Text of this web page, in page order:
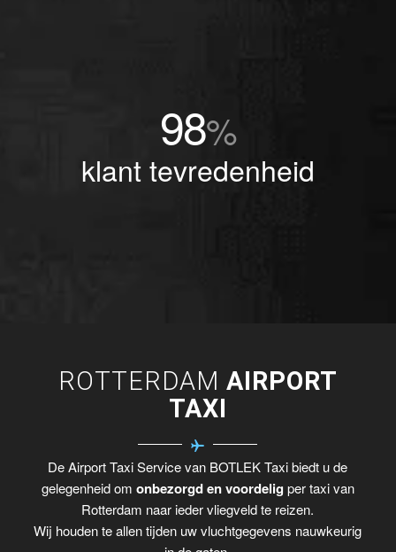
98%
klant tevredenheid
ROTTERDAM AIRPORT
TAXI
De Airport Taxi Service van BOTLEK Taxi biedt u de
gelegenheid om onbezorgd en voordelig per taxi van
Rotterdam naar ieder vliegveld te reizen.
Wij houden te allen tijden uw vluchtgegevens nauwkeurig